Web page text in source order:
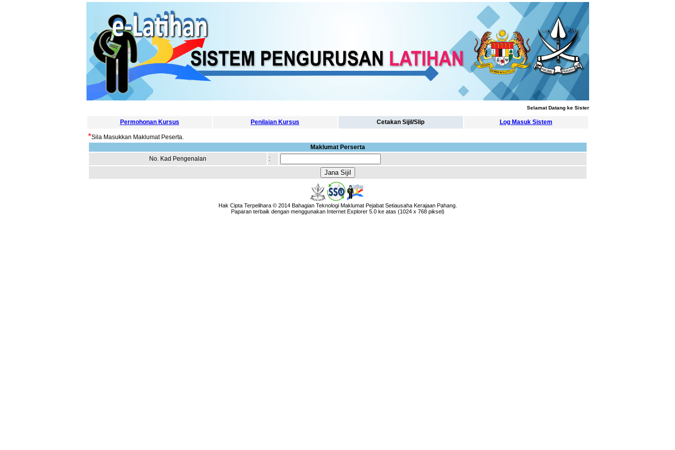
Selamat Datang ke Sistem Pengurusan Latihan
Permohonan Kursus Penilaian Kursus Cetakan Sijil/Slip Log Masuk Sistem
*Sila Masukkan Maklumat Peserta.
Maklumat Perserta
No. Kad Pengenalan
:
Hak Cipta Terpelihara © 2014 Bahagian Teknologi Maklumat Pejabat Setiausaha Kerajaan Pahang.
Paparan terbaik dengan menggunakan Internet Explorer 5.0 ke atas (1024 x 768 piksel)